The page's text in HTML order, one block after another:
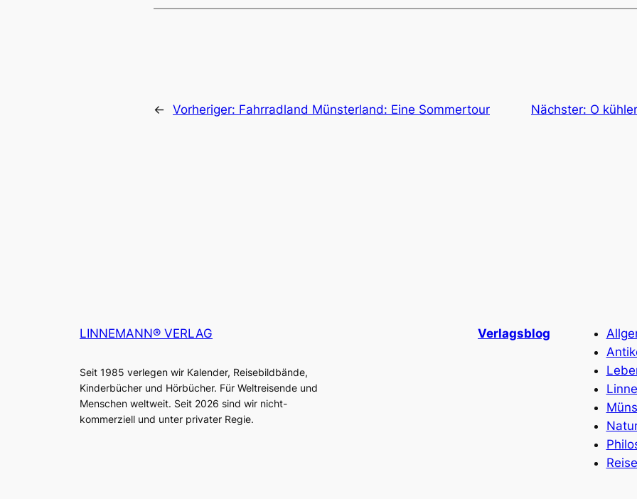
← Vorheriger: Fahrradland Münsterland: Eine Sommertour Nächster: O
LINNEMANN® VERLAG
Seit 1985 verlegen wir Kalender, Reisebildbände,
Kinderbücher und Hörbücher. Für Weltreisende und
Menschen weltweit. Seit 2026 sind wir nicht-
kommerziell und unter privater Regie.
Verlagsblog
Reise